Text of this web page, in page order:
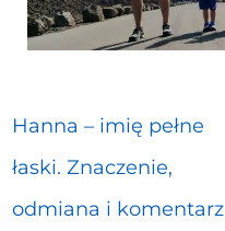
Hanna – imię pełne
łaski. Znaczenie,
odmiana i komentarz